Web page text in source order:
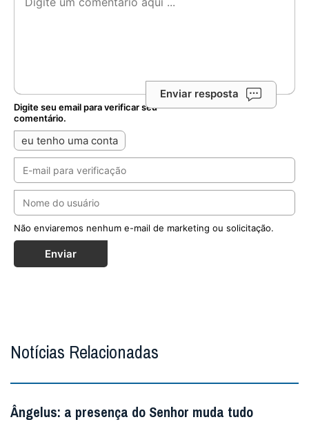
Enviar resposta
Digite seu email para verificar seu
comentário.
eu tenho uma conta
Não enviaremos nenhum e-mail de marketing ou solicitação.
Enviar
Notícias Relacionadas
Ângelus: a presença do Senhor muda tudo